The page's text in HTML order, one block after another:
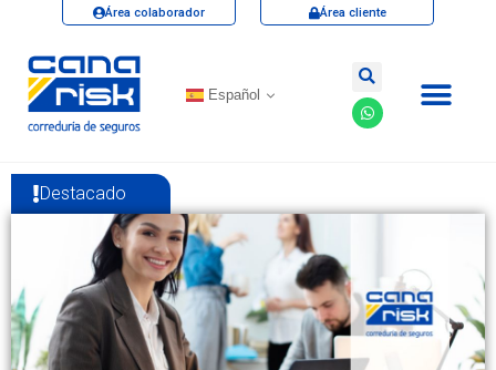
Área colaborador Área cliente
Español
Destacado